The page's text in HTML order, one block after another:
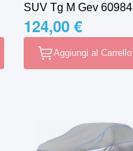
SUV Tg M Gev 60984
124,00 €
Aggiungi al Carrello